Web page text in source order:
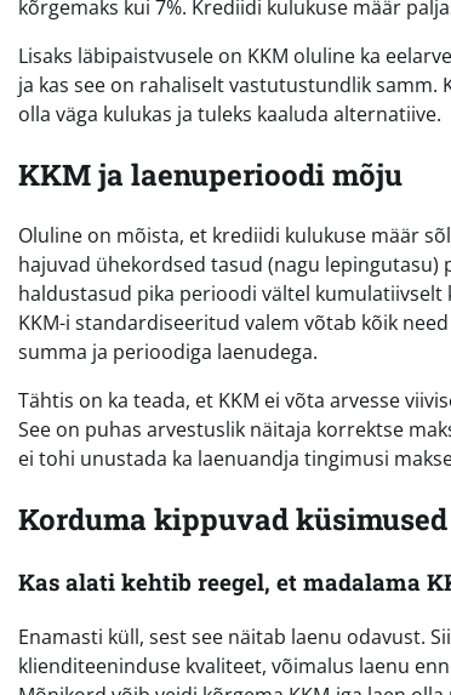
kõrgemaks kui 7%. Krediidi kulukuse määr
Lisaks läbipaistvusele on KKM oluline ka
ja kas see on rahaliselt vastutustundlik
olla väga kulukas ja tuleks kaaluda alternatiive.
KKM ja laenuperioodi mõju
Oluline on mõista, et krediidi kulukuse määr
hajuvad ühekordsed tasud (nagu lepingutasu)
haldustasud pika perioodi vältel kumulatiivselt
KKM-i standardiseeritud valem võtab kõik
summa ja perioodiga laenudega.
Tähtis on ka teada, et KKM ei võta arvesse
See on puhas arvestuslik näitaja korrektse
ei tohi unustada ka laenuandja tingimusi
Korduma kippuvad
Kas alati kehtib reegel, et madalama
Enamasti küll, sest see näitab laenu odavust.
klienditeeninduse kvaliteet, võimalus laenu